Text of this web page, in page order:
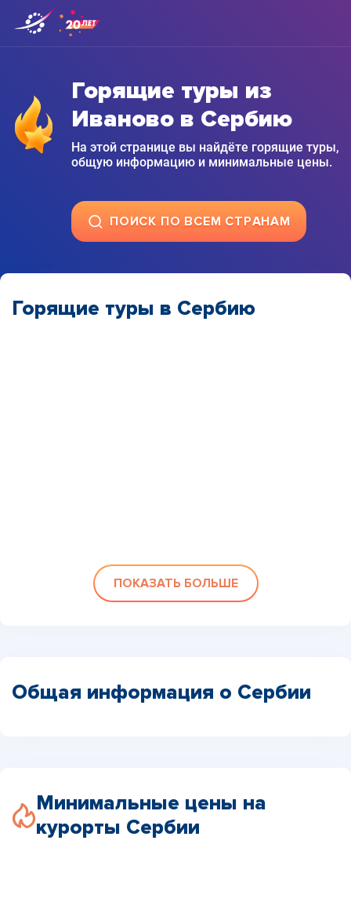
Горящие туры из
Иваново в Сербию
На этой странице вы найдёте горящие туры,
общую информацию и минимальные цены.
ПОИСК ПО ВСЕМ СТРАНАМ
Горящие туры в Сербию
ПОКАЗАТЬ БОЛЬШЕ
Общая информация о Сербии
Минимальные цены на
курорты Сербии